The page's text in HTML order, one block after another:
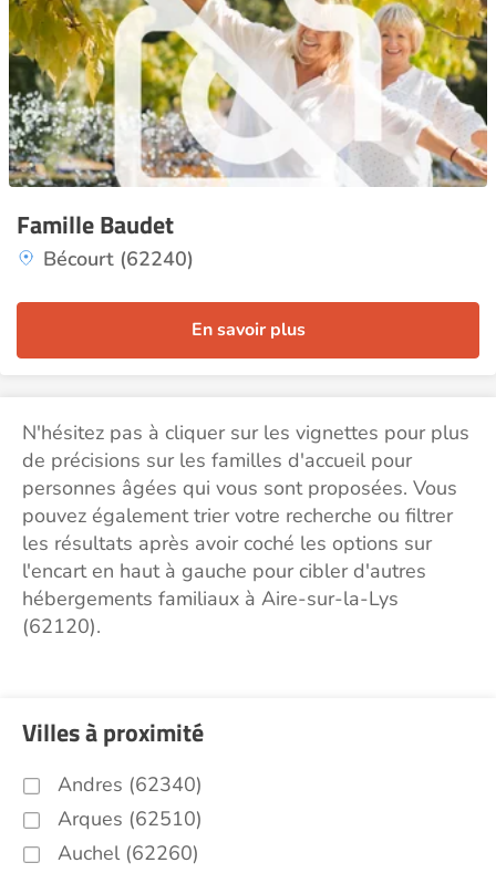
Famille Baudet
Bécourt (62240)
En savoir plus
N'hésitez pas à cliquer sur les vignettes pour plus
de précisions sur les familles d'accueil pour
personnes âgées qui vous sont proposées. Vous
pouvez également trier votre recherche ou filtrer
les résultats après avoir coché les options sur
l'encart en haut à gauche pour cibler d'autres
hébergements familiaux à Aire-sur-la-Lys
(62120).
Villes à proximité
Andres (62340)
Arques (62510)
Auchel (62260)